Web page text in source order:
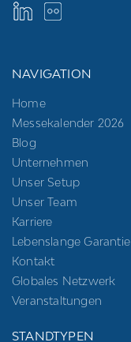
NAVIGATION
Home
Messekalender 2026
Blog
Unternehmen
Unser Setup
Unser Team
Karriere
Lebenslange Garantie
Kontakt
Globales Netzwerk
Veranstaltungen
STANDTYPEN